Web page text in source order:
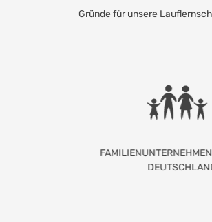
Gründe für unsere
FAMILIENUNTERNEHMEN MIT
DEUTSCHLAND